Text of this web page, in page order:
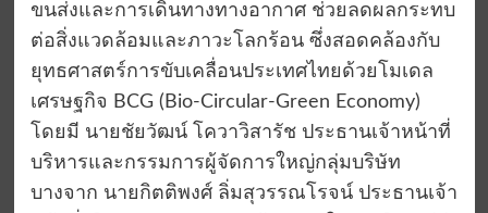
ขนส่งและการเดินทางทางอากาศ ช่วยลดผลกระทบ
ต่อสิ่งแวดล้อมและภาวะโลกร้อน ซึ่งสอดคล้องกับ
ยุทธศาสตร์การขับเคลื่อนประเทศไทยด้วยโมเดล
เศรษฐกิจ BCG (Bio-Circular-Green Economy)
โดยมี นายชัยวัฒน์ โควาวิสารัช ประธานเจ้าหน้าที่
บริหารและกรรมการผู้จัดการใหญ่กลุ่มบริษัท
บางจาก นายกิตติพงศ์ ลิ่มสุวรรณโรจน์ ประธานเจ้า